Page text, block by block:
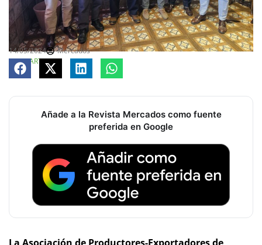
14/05/2024
Mercados
COMPARTE
Añade a la Revista Mercados como fuente
preferida en Google